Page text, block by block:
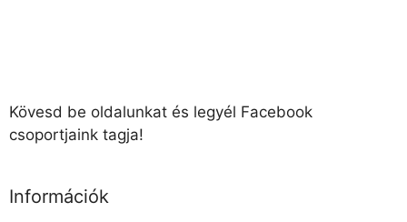
Kövesd be oldalunkat és legyél Facebook
csoportjaink tagja!
Információk